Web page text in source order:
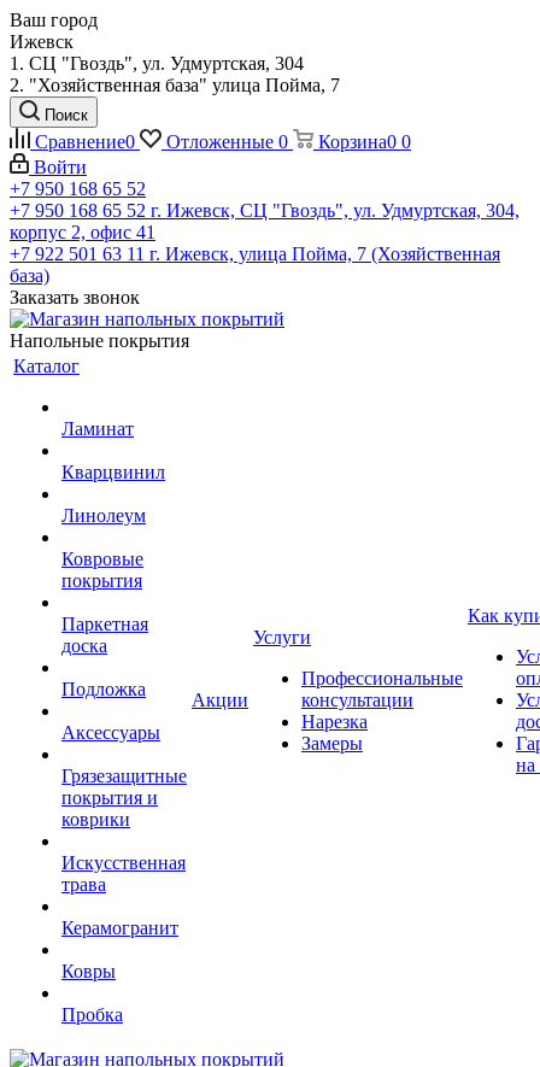
Ваш город
Ижевск
1. СЦ "Гвоздь", ул. Удмуртская, 304
2. "Хозяйственная база" улица Пойма, 7
Поиск
Сравнение0 Отложенные 0 Корзина0 0
Войти
+7 950 168 65 52
+7 950 168 65 52 г. Ижевск, СЦ "Гвоздь", ул. Удмуртская, 304,
корпус 2, офис 41
+7 922 501 63 11 г. Ижевск, улица Пойма, 7 (Хозяйственная
база)
Заказать звонок
Напольные покрытия
Каталог
Ламинат
Кварцвинил
Линолеум
Ковровые
покрытия
Паркетная
доска
Подложка
Аксессуары
Грязезащитные
покрытия и
коврики
Искусственная
трава
Керамогранит
Ковры
Пробка
Акции
Услуги
Профессиональные
консультации
Нарезка
Замеры
Как
на